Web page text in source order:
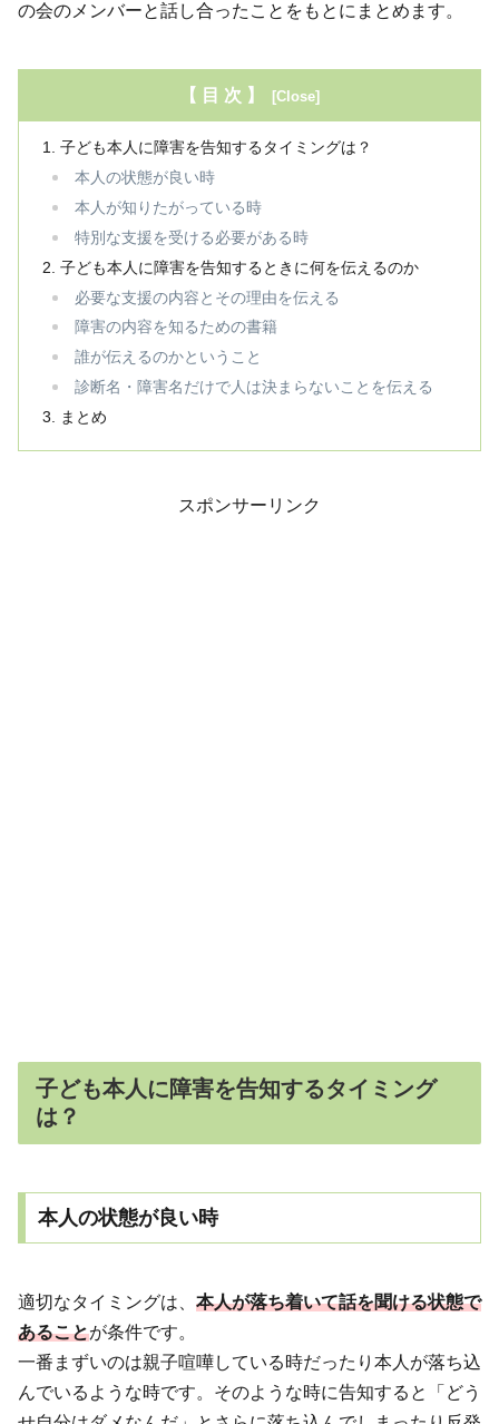
の会のメンバーと話し合ったことをもとにまとめます。
【 目 次 】
子ども本人に障害を告知するタイミングは？
本人の状態が良い時
本人が知りたがっている時
特別な支援を受ける必要がある時
子ども本人に障害を告知するときに何を伝えるのか
必要な支援の内容とその理由を伝える
障害の内容を知るための書籍
誰が伝えるのかということ
診断名・障害名だけで人は決まらないことを伝える
まとめ
スポンサーリンク
子ども本人に障害を告知するタイミング
は？
本人の状態が良い時
適切なタイミングは、 本人が落ち着いて話を聞ける状態で
あることが条件です。
一番まずいのは親子喧嘩している時だったり本人が落ち込
んでいるような時です。そのような時に告知すると「どう